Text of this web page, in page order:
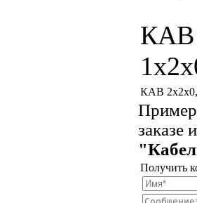
КАВ
КАВ
Пример
заказе
Получить